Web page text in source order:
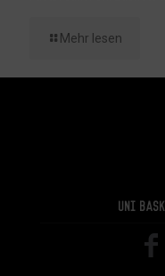
Mehr lesen
Uni